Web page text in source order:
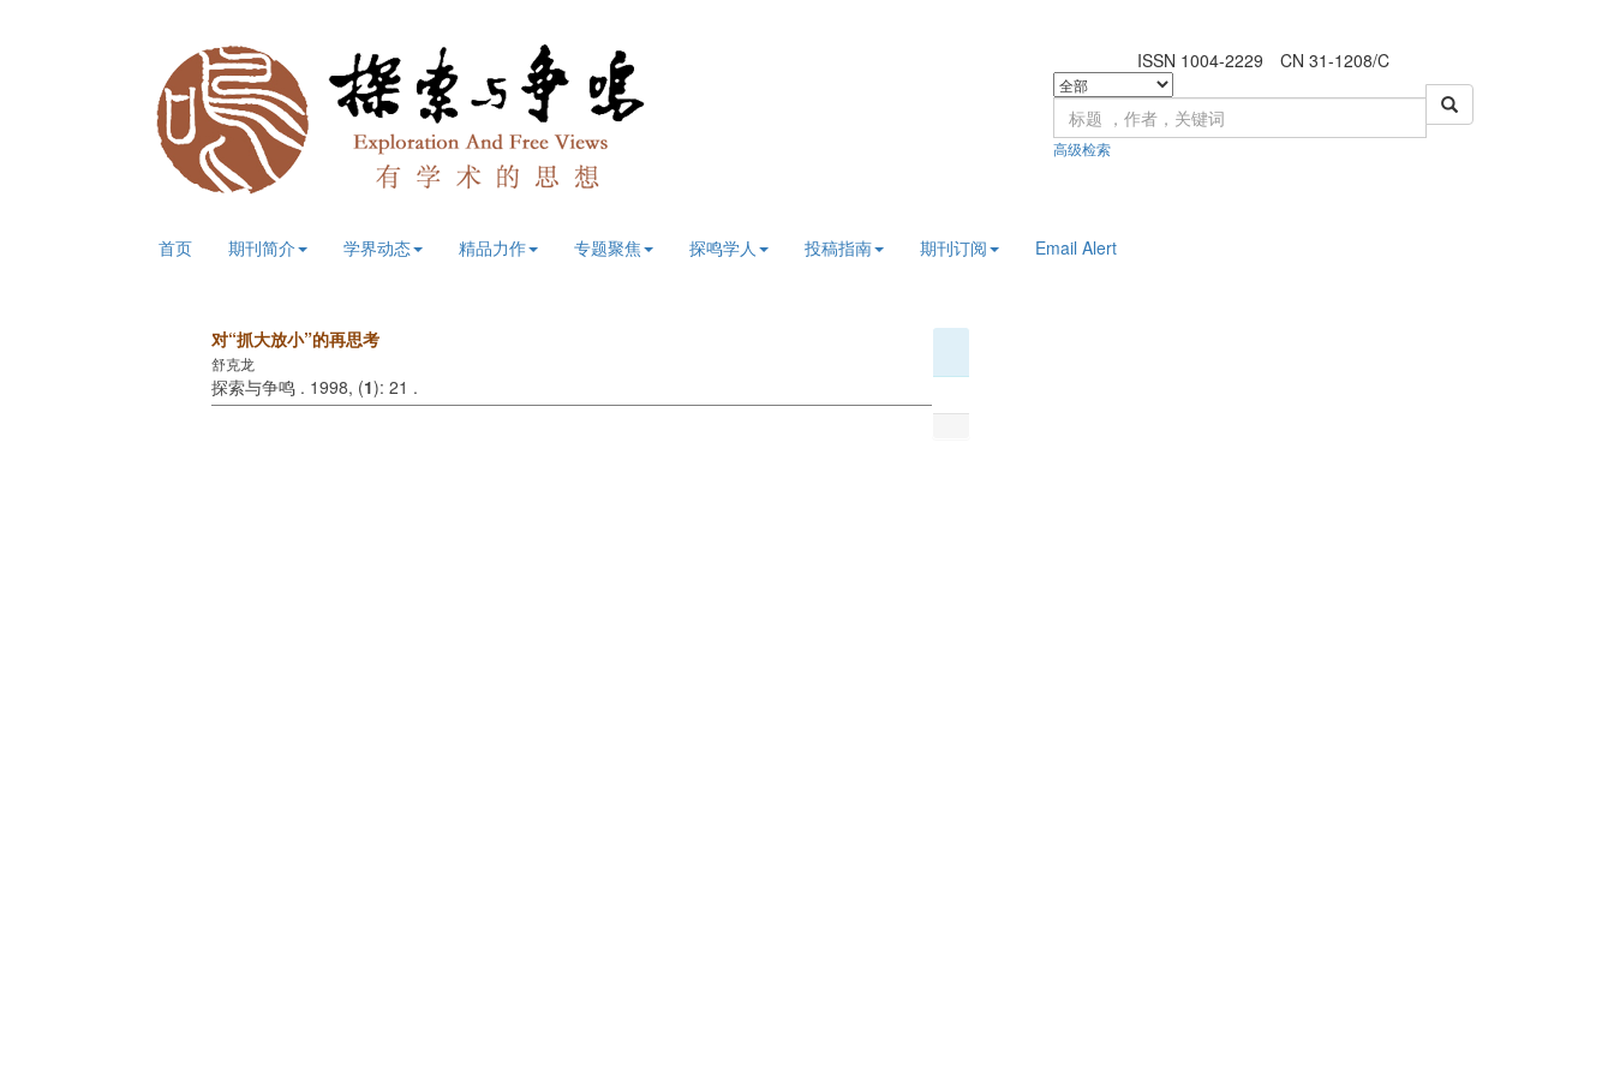
ISSN 1004-2229 CN 31-1208/C
高级检索
首页 期刊简介 学界动态 精品力作 专题聚焦 探鸣学人 投稿指南 期刊订阅 Email Alert
对“抓大放小”的再思考
舒克龙
探索与争鸣 . 1998, (1): 21 .